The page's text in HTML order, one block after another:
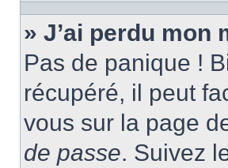
» J’ai perdu mon
Pas de panique !
récupéré, il peut
vous sur la page
de passe. Suivez